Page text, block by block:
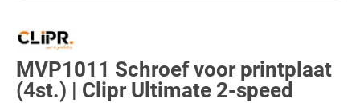
MVP1011 Schroef voor printplaat
(4st.) | Clipr Ultimate 2-speed